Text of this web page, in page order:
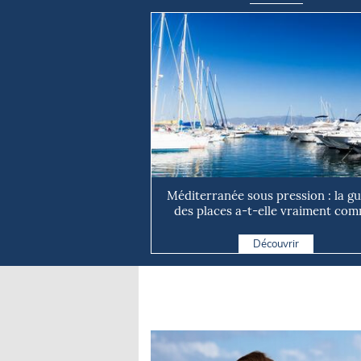
Méditerranée sous pression : la
des places a-t-elle vraiment
Découvrir